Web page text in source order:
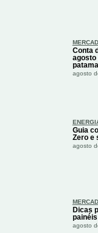
Conta
agosto
agosto
Guia
Zero e
agosto
Dicas
agosto